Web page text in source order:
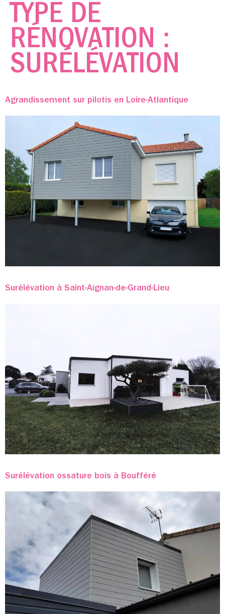
TYPE DE
RÉNOVATION :
SURÉLÉVATION
Agrandissement sur pilotis en Loire-Atlantique
Surélévation à Saint-Aignan-de-Grand-Lieu
Surélévation ossature bois à Boufféré